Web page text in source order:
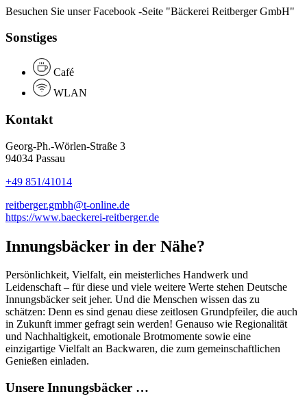
Besuchen Sie unser Facebook -Seite "Bäckerei Reitberger GmbH"
Sonstiges
Café
WLAN
Kontakt
Georg-Ph.-Wörlen-Straße 3
94034 Passau
+49 851/41014
reitberger.gmbh@t-online.de
https://www.baeckerei-reitberger.de
Innungsbäcker in der Nähe?
Persönlichkeit, Vielfalt, ein meisterliches Handwerk und
Leidenschaft – für diese und viele weitere Werte stehen Deutsche
Innungsbäcker seit jeher. Und die Menschen wissen das zu
schätzen: Denn es sind genau diese zeitlosen Grundpfeiler, die auch
in Zukunft immer gefragt sein werden! Genauso wie Regionalität
und Nachhaltigkeit, emotionale Brotmomente sowie eine
einzigartige Vielfalt an Backwaren, die zum gemeinschaftlichen
Genießen einladen.
Unsere Innungsbäcker …